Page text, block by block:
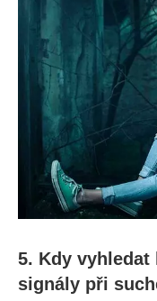
5. Kdy vyhledat
signály při⁣